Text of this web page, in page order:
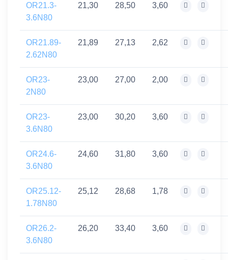
OR21.3-
3.6N80
21,30 28,50 3,60
OR21.89-
2.62N80
21,89 27,13 2,62
OR23-
2N80
23,00 27,00 2,00
OR23-
3.6N80
23,00 30,20 3,60
OR24.6-
3.6N80
24,60 31,80 3,60
OR25.12-
1.78N80
25,12 28,68 1,78
OR26.2-
3.6N80
26,20 33,40 3,60